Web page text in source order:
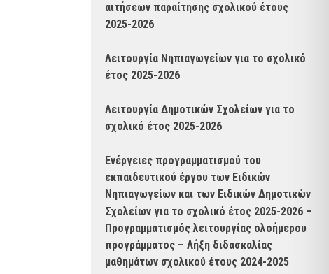
αιτήσεων παραίτησης σχολικού έτους
2025-2026
Λειτουργία Νηπιαγωγείων για το σχολικό
έτος 2025-2026
Λειτουργία Δημοτικών Σχολείων για το
σχολικό έτος 2025-2026
Ενέργειες προγραμματισμού του
εκπαιδευτικού έργου των Ειδικών
Νηπιαγωγείων και των Ειδικών Δημοτικών
Σχολείων για το σχολικό έτος 2025-2026 –
Προγραμματισμός λειτουργίας ολοήμερου
προγράμματος – Λήξη διδασκαλίας
μαθημάτων σχολικού έτους 2024-2025